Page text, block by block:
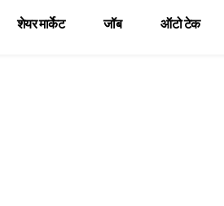
शेयर मार्केट जॉब ऑटो टेक